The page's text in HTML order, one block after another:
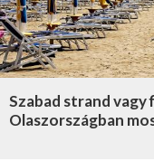
Szabad strand vagy
Olaszországban